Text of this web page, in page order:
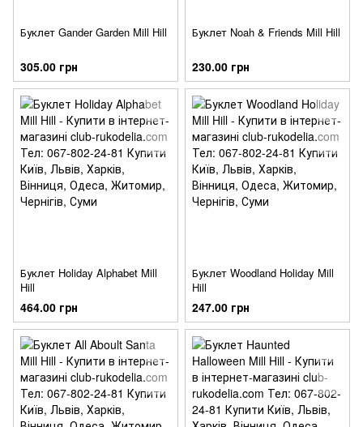
Буклет Gander Garden Mill Hill
305.00 грн
Буклет Noah & Friends Mill Hill
230.00 грн
Буклет Holiday Alphabet Mill
Hill
464.00 грн
Буклет Woodland Holiday Mill
Hill
247.00 грн